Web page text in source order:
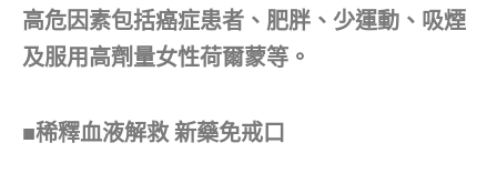
高危因素包括癌症患者、肥胖、少運動、吸煙
及服用高劑量女性荷爾蒙等。
■稀釋血液解救 新藥免戒口